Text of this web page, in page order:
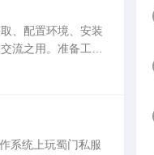
、配置环境、安装
流之用。准备工作
求选择合适的服务
系统上玩蜀门私服